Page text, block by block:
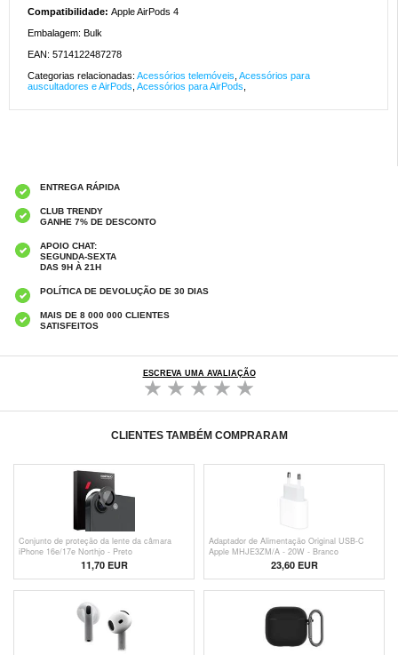
Compatibilidade: Apple AirPods 4
Embalagem: Bulk
EAN: 5714122487278
Categorias relacionadas: Acessórios telemóveis Acessórios para
auscultadores e AirPods Acessórios para AirPods
ENTREGA RÁPIDA
CLUB TRENDY
GANHE 7% DE DESCONTO
APOIO CHAT:
SEGUNDA-SEXTA
DAS 9H À 21H
POLÍTICA DE DEVOLUÇÃO DE 30 DIAS
MAIS DE 8 000 000 CLIENTES
SATISFEITOS
ESCREVA UMA AVALIAÇÃO
CLIENTES TAMBÉM COMPRARAM
Conjunto de proteção da lente da câmara
iPhone 16e/17e Northjo - Preto
11,70 EUR
Adaptador de Alimentação Original USB-C
Apple MHJE3ZM/A - 20W - Branco
23,60EUR